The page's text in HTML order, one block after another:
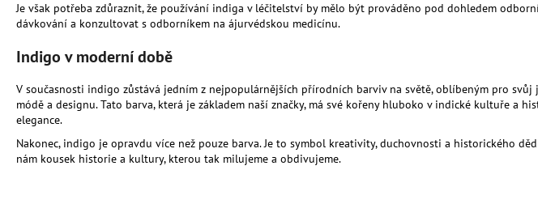
Je však potřeba zdůraznit, že používání indiga v léčitelství by mělo být prováděno pod dohledem
dávkování a konzultovat s odborníkem na ájurvédskou medicínu.
Indigo v moderní době
V současnosti indigo zůstává jedním z nejpopulárnějších přírodních barviv na světě, oblíbeným pro
módě a designu. Tato barva, která je základem naší značky, má své kořeny hluboko v indické kultuře a
elegance.
Nakonec, indigo je opravdu více než pouze barva. Je to symbol kreativity, duchovnosti a historického
nám kousek historie a kultury, kterou tak milujeme a obdivujeme.